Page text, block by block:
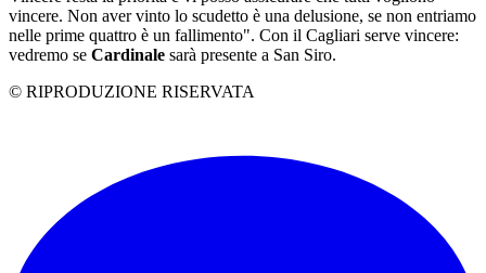
vincere. Non aver vinto lo scudetto è una delusione, se non entriamo
nelle prime quattro è un fallimento". Con il Cagliari serve vincere:
vedremo se Cardinale sarà presente a San Siro.
© RIPRODUZIONE RISERVATA